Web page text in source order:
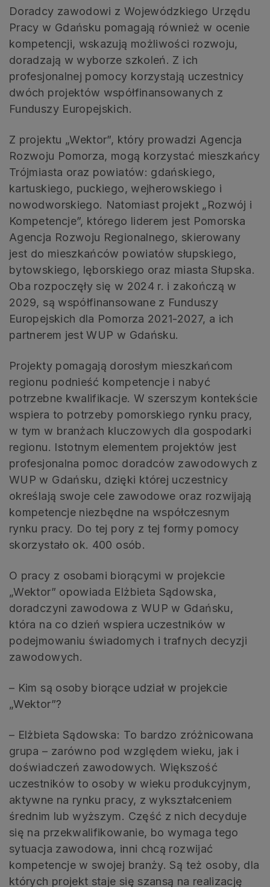
Doradcy zawodowi z Wojewódzkiego Urzędu
Pracy w Gdańsku pomagają również w ocenie
kompetencji, wskazują możliwości rozwoju,
doradzają w wyborze szkoleń. Z ich
profesjonalnej pomocy korzystają uczestnicy
dwóch projektów współfinansowanych z
Funduszy Europejskich.
Z projektu „Wektor”, który prowadzi Agencja
Rozwoju Pomorza, mogą korzystać mieszkańcy
Trójmiasta oraz powiatów: gdańskiego,
kartuskiego, puckiego, wejherowskiego i
nowodworskiego. Natomiast projekt „Rozwój i
Kompetencje”, którego liderem jest Pomorska
Agencja Rozwoju Regionalnego, skierowany
jest do mieszkańców powiatów słupskiego,
bytowskiego, lęborskiego oraz miasta Słupska.
Oba rozpoczęły się w 2024 r. i zakończą w
2029, są współfinansowane z Funduszy
Europejskich dla Pomorza 2021-2027, a ich
partnerem jest WUP w Gdańsku.
Projekty pomagają dorosłym mieszkańcom
regionu podnieść kompetencje i nabyć
potrzebne kwalifikacje. W szerszym kontekście
wspiera to potrzeby pomorskiego rynku pracy,
w tym w branżach kluczowych dla gospodarki
regionu. Istotnym elementem projektów jest
profesjonalna pomoc doradców zawodowych z
WUP w Gdańsku, dzięki której uczestnicy
określają swoje cele zawodowe oraz rozwijają
kompetencje niezbędne na współczesnym
rynku pracy. Do tej pory z tej formy pomocy
skorzystało ok. 400 osób.
O pracy z osobami biorącymi w projekcie
„Wektor” opowiada Elżbieta Sądowska,
doradczyni zawodowa z WUP w Gdańsku,
która na co dzień wspiera uczestników w
podejmowaniu świadomych i trafnych decyzji
zawodowych.
– Kim są osoby biorące udział w projekcie
„Wektor”?
– Elżbieta Sądowska: To bardzo zróżnicowana
grupa – zarówno pod względem wieku, jak i
doświadczeń zawodowych. Większość
uczestników to osoby w wieku produkcyjnym,
aktywne na rynku pracy, z wykształceniem
średnim lub wyższym. Część z nich decyduje
się na przekwalifikowanie, bo wymaga tego
sytuacja zawodowa, inni chcą rozwijać
kompetencje w swojej branży. Są też osoby, dla
których projekt staje się szansą na realizację